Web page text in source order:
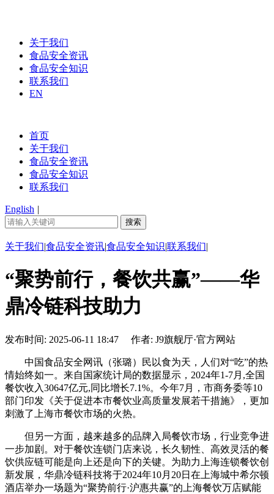
关于我们
食品安全资讯
食品安全知识
联系我们
EN
首页
关于我们
食品安全资讯
食品安全知识
联系我们
English |
关于我们|食品安全资讯|食品安全知识|联系我们|
“聚势前行，餐饮共赢”——华
鼎冷链科技助力
发布时间: 2025-06-11 18:47 作者: J9旗舰厅·官方网站
中国食品安全网讯（张璐）民以食为天，人们对“吃”的热
情始终如一。来自国家统计局的数据显示，2024年1-7月,全国
餐饮收入30647亿元,同比增长7.1%。今年7月，市商务委等10
部门印发《关于促进本市餐饮业高质量发展若干措施》，更加
刺激了上海市餐饮市场的火热。
但另一方面，越来越多的品牌入局餐饮市场，行业竞争进
一步加剧。对于餐饮连锁门店来说，长久韧性、高效灵活的餐
饮供应链可能是向上还是向下的关键。为助力上海连锁餐饮创
新发展，华鼎冷链科技将于2024年10月20日在上海城中希尔顿
酒店举办一场题为“聚势前行·沪惠共赢”的上海餐饮万店赋能